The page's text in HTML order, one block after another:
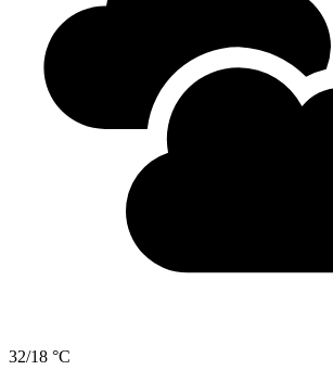
32/18 °C